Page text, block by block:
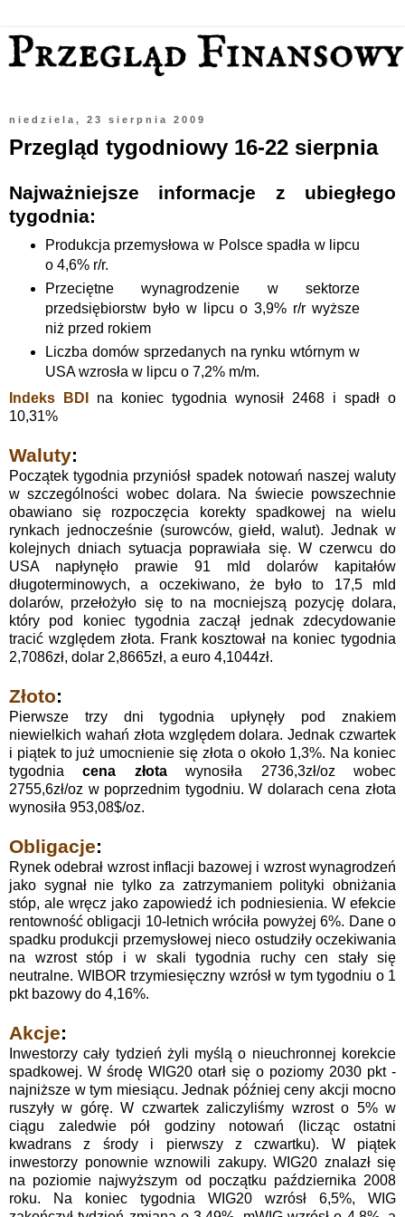
niedziela, 23 sierpnia 2009
Przegląd tygodniowy 16-22 sierpnia
Najważniejsze informacje z ubiegłego
tygodnia:
Produkcja przemysłowa w Polsce spadła w lipcu
o 4,6% r/r.
Przeciętne wynagrodzenie w sektorze
przedsiębiorstw było w lipcu o 3,9% r/r wyższe
niż przed rokiem
Liczba domów sprzedanych na rynku wtórnym w
USA wzrosła w lipcu o 7,2% m/m.
Indeks
BDI
na koniec tygodnia wynosił 2468 i spadł o
10,31%
Waluty:
Początek tygodnia przyniósł spadek notowań naszej waluty
w szczególności wobec dolara. Na świecie powszechnie
obawiano się rozpoczęcia korekty spadkowej na wielu
rynkach jednocześnie (surowców, giełd, walut). Jednak w
kolejnych dniach sytuacja poprawiała się. W czerwcu do
USA napłynęło prawie 91 mld dolarów kapitałów
długoterminowych, a oczekiwano, że było to 17,5 mld
dolarów, przełożyło się to na mocniejszą pozycję dolara,
który pod koniec tygodnia zaczął jednak zdecydowanie
tracić względem złota. Frank kosztował na koniec tygodnia
2,7086zł, dolar 2,8665zł, a euro 4,1044zł.
Złoto:
Pierwsze trzy dni tygodnia upłynęły pod znakiem
niewielkich wahań złota względem dolara. Jednak czwartek
i piątek to już umocnienie się złota o około 1,3%. Na koniec
tygodniacena złotawynosiła 2736,3zł/oz wobec
2755,6zł/oz w poprzednim tygodniu. W dolarach cena złota
wynosiła 953,08$/oz.
Obligacje:
Rynek odebrał wzrost inflacji bazowej i wzrost wynagrodzeń
jako sygnał nie tylko za zatrzymaniem polityki obniżania
stóp, ale wręcz jako zapowiedź ich podniesienia. W efekcie
rentowność obligacji 10-letnich wróciła powyżej 6%. Dane o
spadku produkcji przemysłowej nieco ostudziły oczekiwania
na wzrost stóp i w skali tygodnia ruchy cen stały się
neutralne. WIBOR trzymiesięczny wzrósł w tym tygodniu o 1
pkt bazowy do 4,16%.
Akcje:
Inwestorzy cały tydzień żyli myślą o nieuchronnej korekcie
spadkowej. W środę WIG20 otarł się o poziomy 2030 pkt -
najniższe w tym miesiącu. Jednak później ceny akcji mocno
ruszyły w górę. W czwartek zaliczyliśmy wzrost o 5% w
ciągu zaledwie pół godziny notowań (licząc ostatni
kwadrans z środy i pierwszy z czwartku). W piątek
inwestorzy ponownie wznowili zakupy. WIG20 znalazł się
na poziomie najwyższym od początku października 2008
roku. Na koniec tygodnia WIG20 wzrósł 6,5%, WIG